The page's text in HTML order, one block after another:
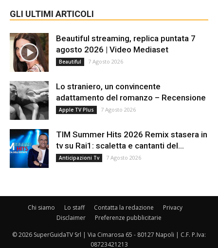
GLI ULTIMI ARTICOLI
Beautiful streaming, replica puntata 7
agosto 2026 | Video Mediaset
Beautiful 7 Agosto 2026
Lo straniero, un convincente
adattamento del romanzo – Recensione
Apple TV Plus 7 Agosto 2026
TIM Summer Hits 2026 Remix stasera in
tv su Rai1: scaletta e cantanti del...
Anticipazioni Tv 7 Agosto 2026
Chi siamo Lo staff Contatta la redazione
Privacy
Disclaimer
Preferenze pubblicitarie
© 2026 SuperGuidaTV Srl | Via Cimarosa 65 - 80127 Napoli | C.F. P.Iva:
08723421213